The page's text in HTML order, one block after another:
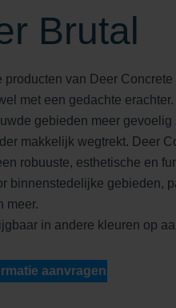
Brutal
producten van Deer
met een gedachte
gebieden meer
makkelijk wegtrekt. Deer
robuuste, esthetische en
binnenstedelijke gebieden,
meer.
in andere kleuren op
aanvragen